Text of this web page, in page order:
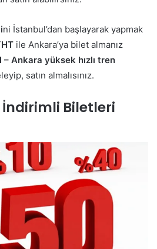
ni İstanbul’dan başlayarak yapmak
ile Ankara’ya bilet almanız
– Ankara yüksek hızlı tren
satın almalısınız.
İndirimli Biletleri